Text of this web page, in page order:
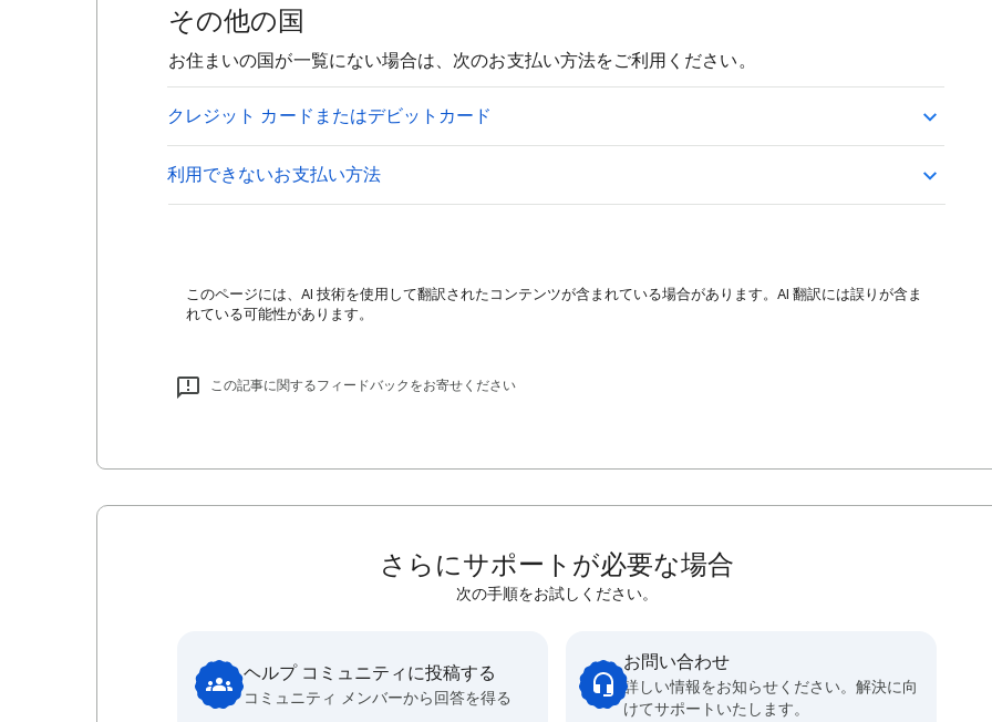
その他の国
お住まいの国が一覧にない場合は、次のお支払い方法をご利用ください。
クレジット カードまたはデビットカード
利用できないお支払い方法
このページには、AI 技術を使用して翻訳されたコンテンツが含まれている場合があります。AI 翻訳には誤りが含ま
れている可能性があります。
この記事に関するフィードバックをお寄せください
さらにサポートが必要な場合
次の手順をお試しください。
ヘルプ コミュニティに投稿する
コミュニティ メンバーから回答を得る
お問い合わせ
詳しい情報をお知らせください。解決に向
けてサポートいたします。